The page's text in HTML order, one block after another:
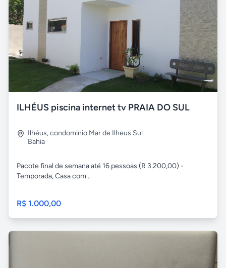
ILHÉUS piscina internet tv PRAIA DO SUL
Ilhéus,condominio Mar de Ilheus Sul
Bahia
Pacote final de semana até 16 pessoas (R 3.200,00) -
Temporada, Casa com...
R$ 1.000,00